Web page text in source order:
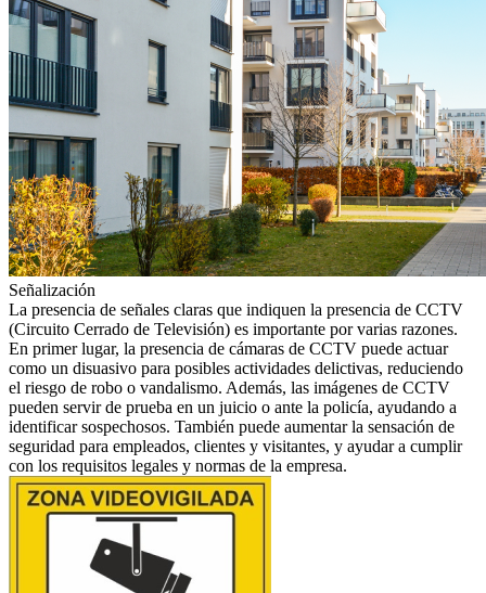
Señalización
La presencia de señales claras que indiquen la presencia de CCTV
(Circuito Cerrado de Televisión) es importante por varias razones.
En primer lugar, la presencia de cámaras de CCTV puede actuar
como un disuasivo para posibles actividades delictivas, reduciendo
el riesgo de robo o vandalismo. Además, las imágenes de CCTV
pueden servir de prueba en un juicio o ante la policía, ayudando a
identificar sospechosos. También puede aumentar la sensación de
seguridad para empleados, clientes y visitantes, y ayudar a cumplir
con los requisitos legales y normas de la empresa.